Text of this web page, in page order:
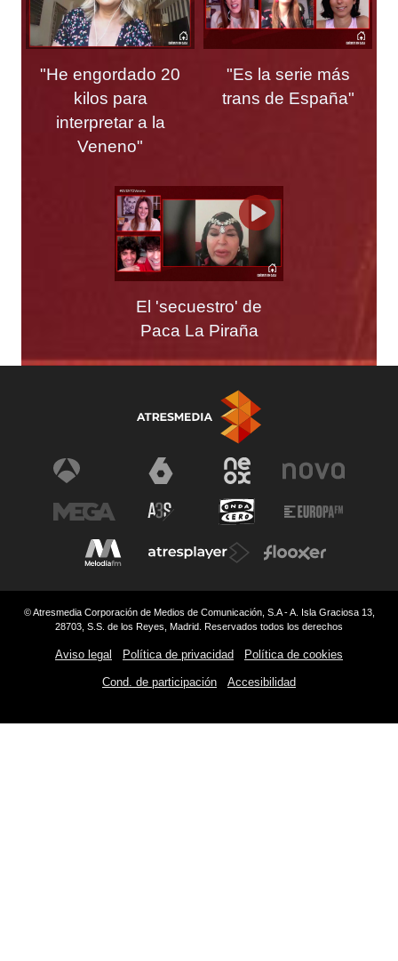
"He engordado 20
kilos para
interpretar a la
Veneno"
"Es la serie más
trans de España"
El 'secuestro' de
Paca La Piraña
© Atresmedia Corporación de Medios de Comunicación, S.A - A. Isla Graciosa 13,
28703, S.S. de los Reyes, Madrid. Reservados todos los derechos
Aviso legal Política de privacidad Política de cookies
Cond. de participación Accesibilidad